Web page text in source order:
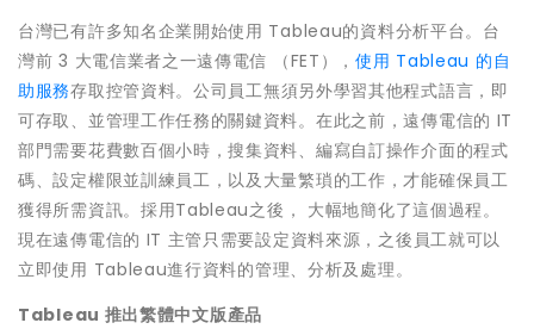
台灣已有許多知名企業開始使用 Tableau的資料分析平台。台
灣前 3 大電信業者之一遠傳電信 （FET），使用 Tableau 的自
助服務存取控管資料。公司員工無須另外學習其他程式語言，即
可存取、並管理工作任務的關鍵資料。在此之前，遠傳電信的 IT
部門需要花費數百個小時，搜集資料、編寫自訂操作介面的程式
碼、設定權限並訓練員工，以及大量繁瑣的工作，才能確保員工
獲得所需資訊。採用Tableau之後， 大幅地簡化了這個過程。
現在遠傳電信的 IT 主管只需要設定資料來源，之後員工就可以
立即使用 Tableau進行資料的管理、分析及處理。
Tableau 推出繁體中文版產品